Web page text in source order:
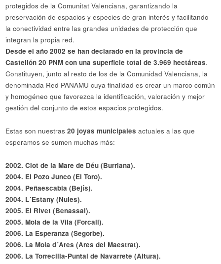
protegidos de la Comunitat Valenciana, garantizando la
preservación de espacios y especies de gran interés y facilitando
la conectividad entre las grandes unidades de protección que
integran la propia red.
Desde el año 2002 se han declarado en la provincia de
Castellón 20 PNM con una superficie total de 3.969 hectáreas.
Constituyen, junto al resto de los de la Comunidad Valenciana, la
denominada Red PANAMU cuya finalidad es crear un marco común
y homogéneo que favorezca la identificación, valoración y mejor
gestión del conjunto de estos espacios protegidos.
Estas son nuestras20 joyas municipales actuales a las que
esperamos se sumen muchas más:
2002. Clot de la Mare de Déu (Burriana).
2004. El Pozo Junco (El Toro).
2004. Peñaescabia (Bejís).
2004. L´Estany (Nules).
2005. El Rivet (Benassal).
2005. Mola de la Vila (Forcall).
2006. La Esperanza (Segorbe).
2006. La Mola d´Ares (Ares del Maestrat).
2006. La Torrecilla-Puntal de Navarrete (Altura).